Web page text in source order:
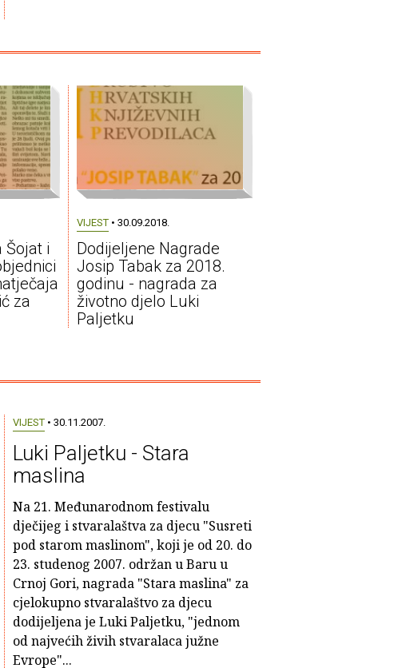
Šojat i
za
VIJEST• 30.09.2018.
Dodijeljene Nagrade
Josip Tabak za 2018.
godinu - nagrada za
životno djelo Luki
Paljetku
VIJEST• 30.11.2007.
Luki Paljetku - Stara
maslina
Na 21. Međunarodnom festivalu
dječijeg i stvaralaštva za djecu "Susreti
pod starom maslinom", koji je od 20. do
23. studenog 2007. održan u Baru u
Crnoj Gori, nagrada "Stara maslina" za
cjelokupno stvaralaštvo za djecu
dodijeljena je Luki Paljetku, "jednom
od najvećih živih stvaralaca južne
Evrope"...